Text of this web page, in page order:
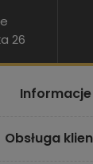
26
Informacje
Obsługa